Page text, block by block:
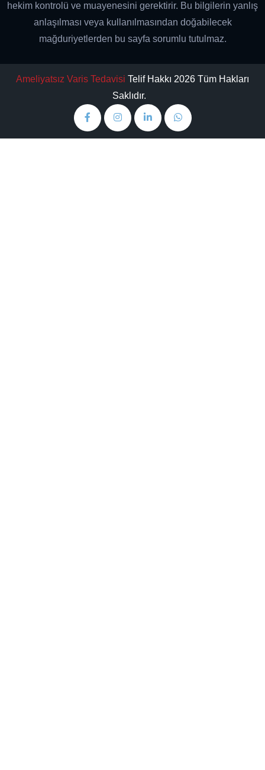
hekim kontrolü ve muayenesini gerektirir. Bu bilgilerin yanlış
anlaşılması veya kullanılmasından doğabilecek
mağduriyetlerden bu sayfa sorumlu tutulmaz.
Ameliyatsız Varis Tedavisi Telif Hakkı 2026 Tüm Hakları
Saklıdır.